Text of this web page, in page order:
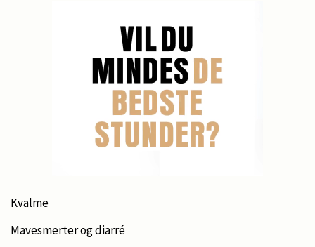
Kvalme
Mavesmerter og diarré